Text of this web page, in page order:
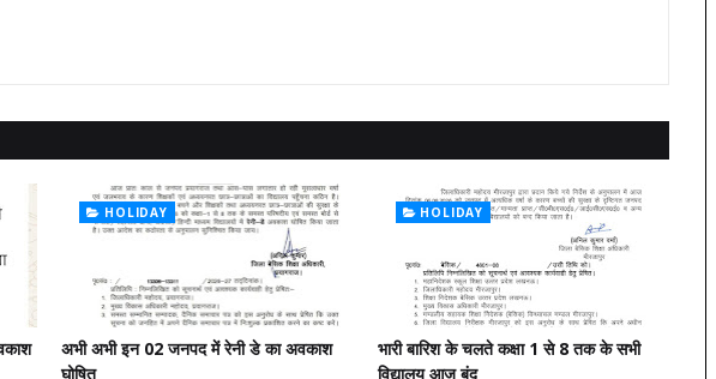
HOLIDAY
अभी अभी इन 02 जनपद में रेनी डे का अवकाश
घोषित
HOLIDAY
भारी बारिश के चलते कक्षा 1 से 8 तक के सभी
विद्यालय आज बंद